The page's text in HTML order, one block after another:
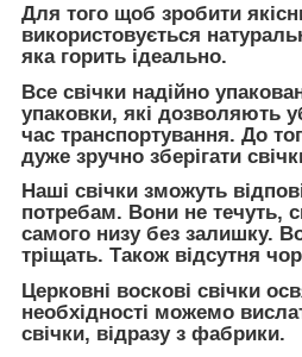
Для того щоб зробити
використовується
яка горить ідеально.
Все свічки надійно
упаковки, які дозволяють
час транспортування. До
дуже зручно зберігати
Наші свічки зможуть
потребам. Вони не течуть,
самого низу без залишку.
тріщать. Також відсутня
Церковні воскові свічки
необхідності можемо
свічки, відразу з фабрики.